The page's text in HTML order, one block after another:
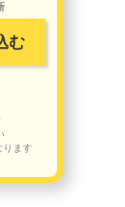
む
ります